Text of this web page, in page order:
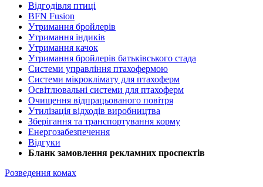
Відгодівля птиці
BFN Fusion
Утримання бройлерів
Утримання індиків
Утримання качок
Утримання бройлерів батьківського стада
Системи управління птахофермою
Системи мікроклімату для птахоферм
Освітлювальні системи для птахоферм
Очищення відпрацьованого повітря
Утилізація відходів виробництва
Зберігання та транспортування корму
Енергозабезпечення
Відгуки
Бланк замовлення рекламних проспектів
Розведення комах